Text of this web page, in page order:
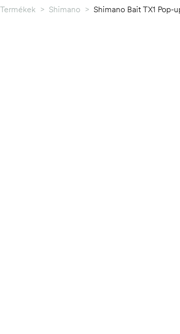
Termékek > Shimano > Shimano Bait TX1